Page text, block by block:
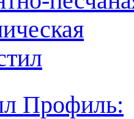
Профиль: